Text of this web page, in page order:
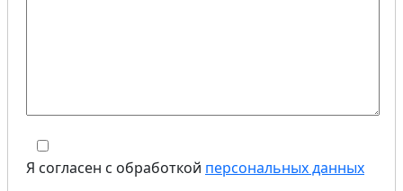
Я согласен с обработкой персональных данных